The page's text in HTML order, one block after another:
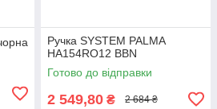
Ручка SYSTEM PALMA
HA154RO12 BBN
Готово до відправки
2 549,80 ₴ 2 684 ₴